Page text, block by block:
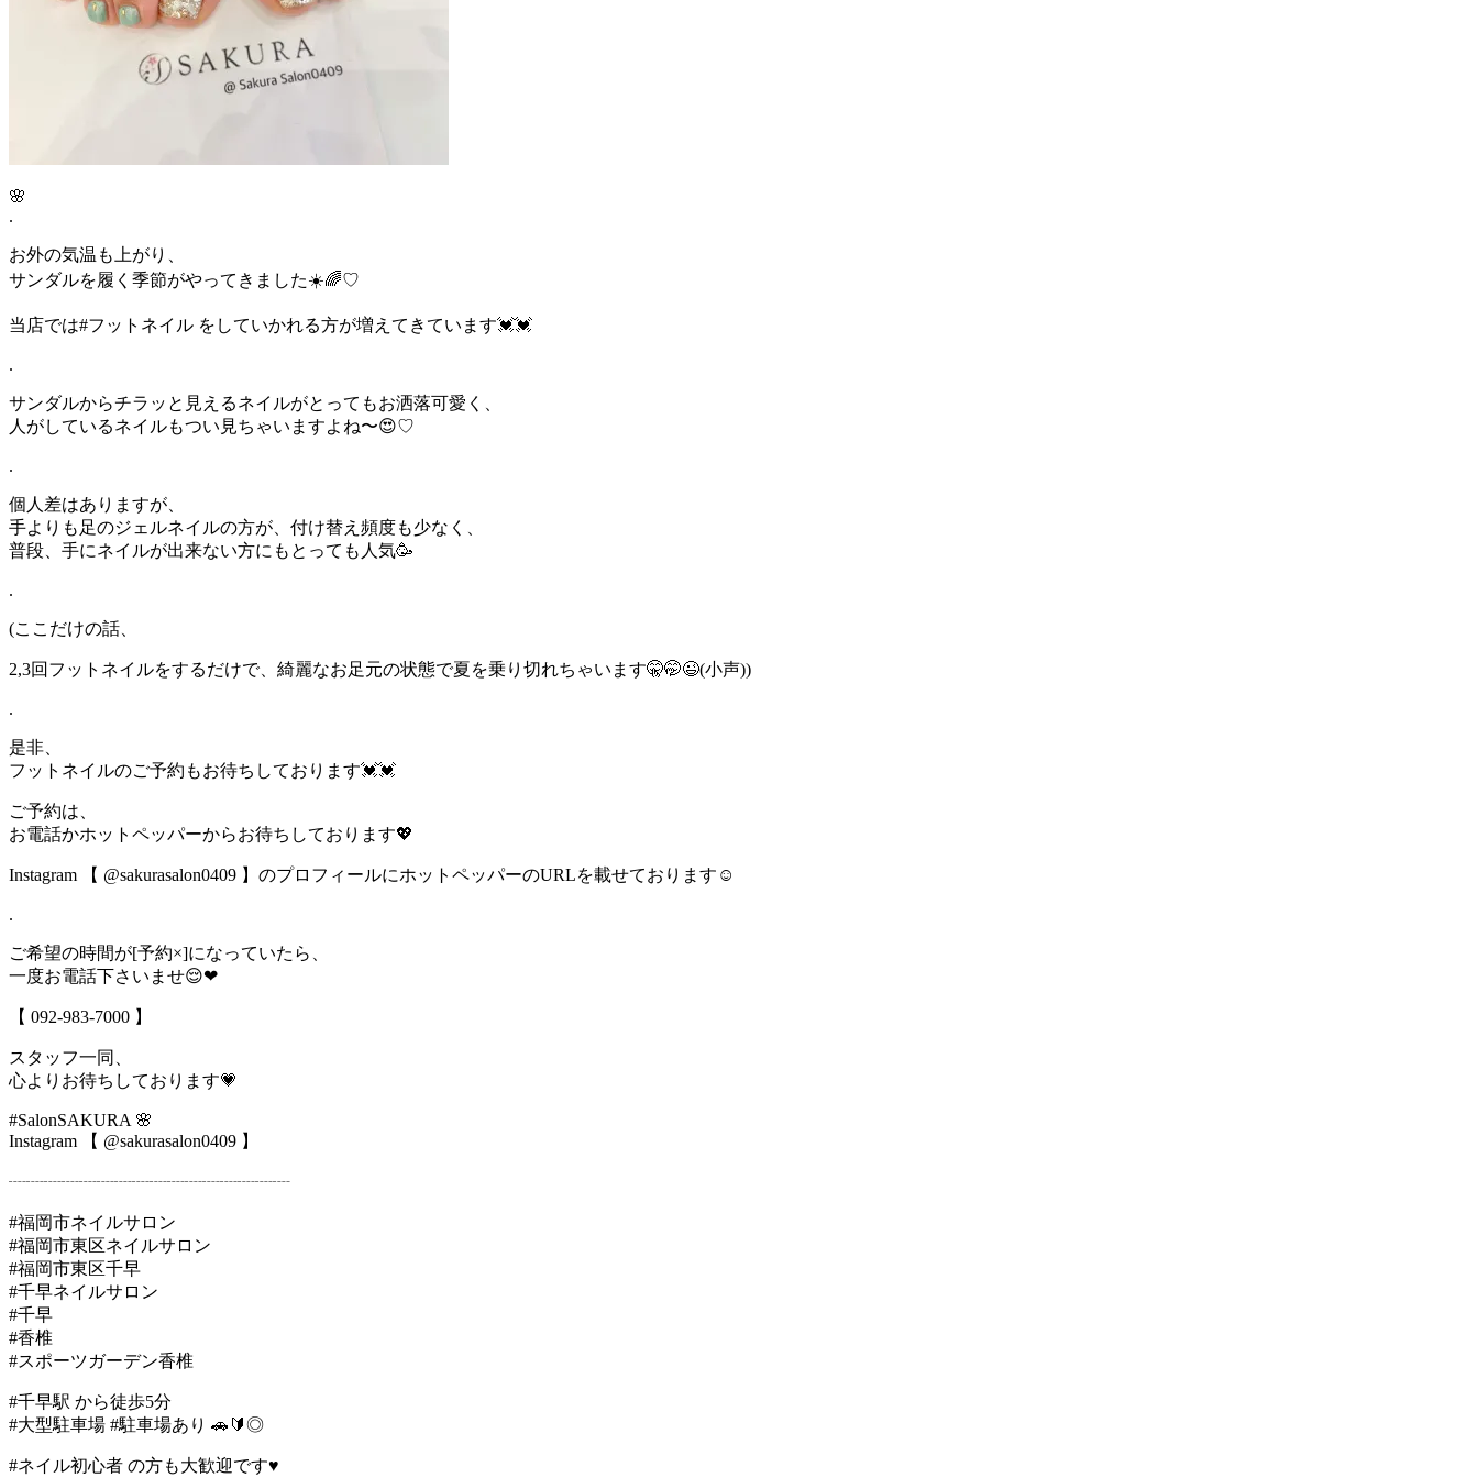
🌸
.
お外の気温も上がり、
サンダルを履く季節がやってきました☀️🌈♡
当店では#フットネイル をしていかれる方が増えてきています💓💓
.
サンダルからチラッと見えるネイルがとってもお洒落可愛く、
人がしているネイルもつい見ちゃいますよね〜😍♡
.
個人差はありますが、
手よりも足のジェルネイルの方が、付け替え頻度も少なく、
普段、手にネイルが出来ない方にもとっても人気🥳
.
(ここだけの話、
2,3回フットネイルをするだけで、綺麗なお足元の状態で夏を乗り切れちゃいます🤫🤭😉(小声))
.
是非、
フットネイルのご予約もお待ちしております💓💓
ご予約は、
お電話かホットペッパーからお待ちしております💖
Instagram 【 @sakurasalon0409 】のプロフィールにホットペッパーのURLを載せております☺️
.
ご希望の時間が[予約×]になっていたら、
一度お電話下さいませ😌❤
【 092-983-7000 】
スタッフ一同、
心よりお待ちしております💗
#SalonSAKURA 🌸
Instagram 【 @sakurasalon0409 】
┈┈┈┈┈┈┈┈┈┈┈┈┈┈┈┈
#福岡市ネイルサロン
#福岡市東区ネイルサロン
#福岡市東区千早
#千早ネイルサロン
#千早
#香椎
#スポーツガーデン香椎
#千早駅 から徒歩5分
#大型駐車場 #駐車場あり 🚗🔰◎
#ネイル初心者 の方も大歓迎です♥